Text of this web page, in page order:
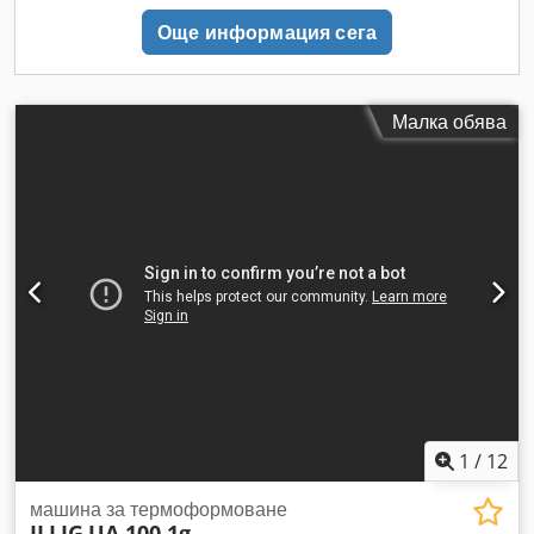
Още информация сега
Малка обява
1 / 12
машина за термоформоване